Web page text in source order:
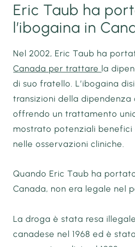
Eric Taub ha
l’ibogaina in
Nel 2002, Eric Taub ha
Canada per trattare la
di suo fratello. L’ibogaina
transizioni della dipendenza
offrendo un trattamento
mostrato potenziali
nelle osservazioni cliniche.
Quando Eric Taub ha
Canada, non era legale nel
La droga è stata resa
canadese nel 1968 ed è